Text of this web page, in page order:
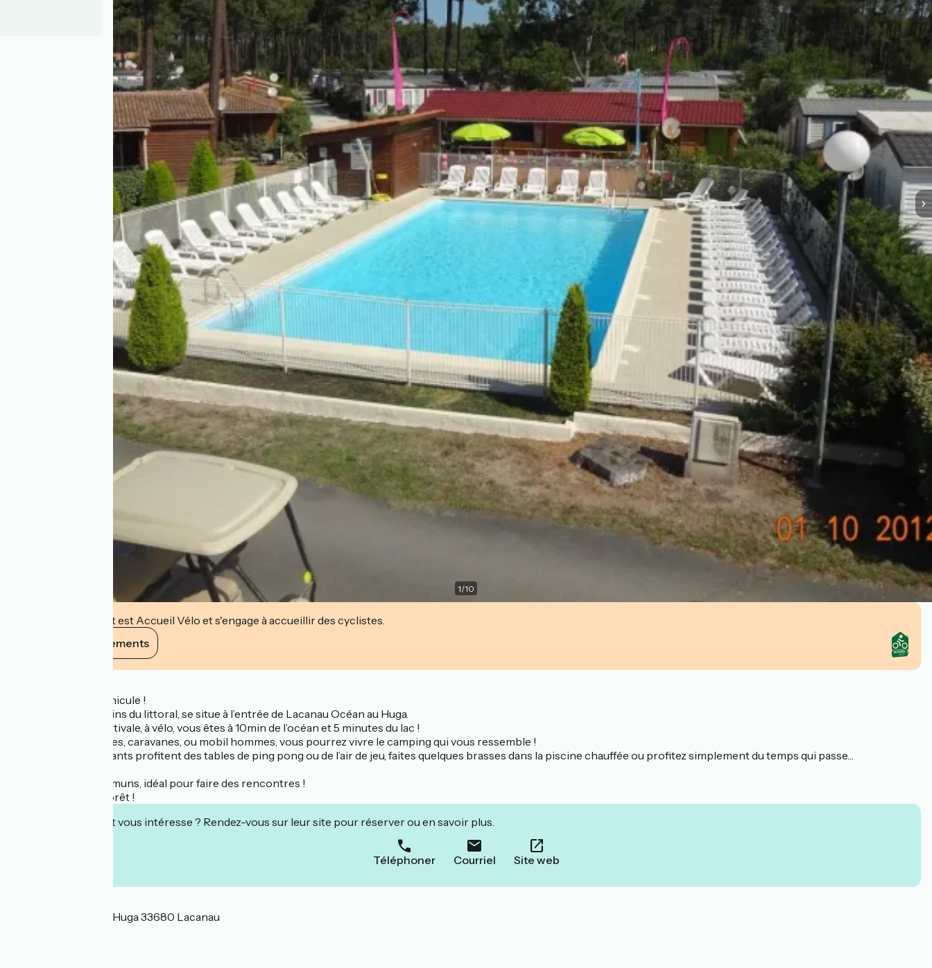
1/10
Cet établissement est Accueil Vélo et s'engage à accueillir des cyclistes.
Voir ses engagements
Le camping sans véhicule !
Le camping des jardins du littoral, se situe à l’entrée de Lacanau Océan au Huga.
Loin de l’agitation estivale, à vélo, vous êtes à 10min de l’océan et 5 minutes du lac !
Emplacements tentes, caravanes, ou mobil hommes, vous pourrez vivre le camping qui vous ressemble !
Pendant que les enfants profitent des tables de ping pong ou de l’air de jeu, faites quelques brasses dans la piscine chauffée ou profitez simplement du temps qui passe…
Les barbecues communs, idéal pour faire des rencontres !
Etre au cœur de la forêt !
Cet établissement vous intéresse ? Rendez-vous sur leur site pour réserver ou en savoir plus.
Téléphoner Courriel Site web
Allée de Sauviels Le Huga 33680 Lacanau